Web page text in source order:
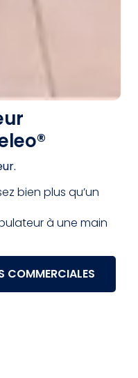
bien plus qu’un
à une main
COMMERCIALES